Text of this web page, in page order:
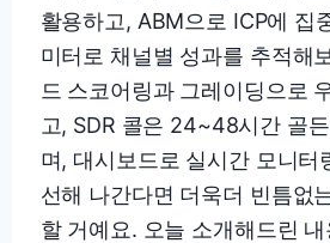
활용하고, ABM으로 ICP에 집
미터로 채널별 성과를 추적해
드 스코어링과 그레이딩으로
고, SDR 콜은 24~48시간 골
며, 대시보드로 실시간 모니터
선해 나간다면 더욱더 빈틈없
할 거예요. 오늘 소개해드린